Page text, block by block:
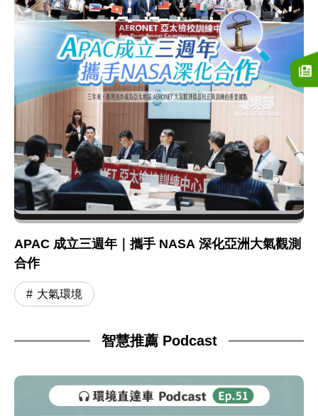
APAC 成立三週年｜攜手 NASA 深化亞洲大氣觀測
合作
大氣環境
智慧推薦 Podcast